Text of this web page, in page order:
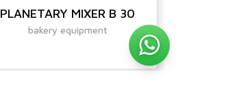
PLANETARY MIXER B 30
bakery equipment